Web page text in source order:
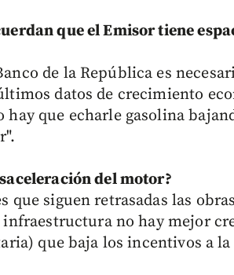
que el Emisor tiene
de la República es
datos de crecimiento
hay que echarle gasolina
del motor?
que siguen retrasadas las
no hay mejor
que baja los incentivos a la